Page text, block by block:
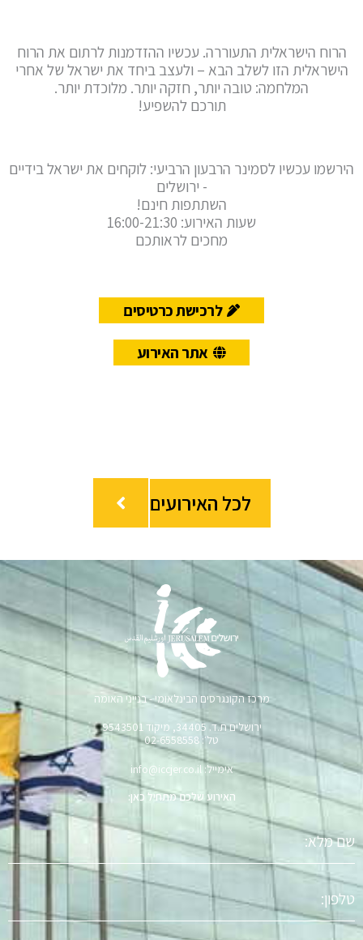
הרוח הישראלית התעוררה. עכשיו ההזדמנות לרתום את הרוח
הישראלית הזו לשלב הבא – ולעצב ביחד את ישראל של אחרי
המלחמה: טובה יותר, חזקה יותר. מלוכדת יותר.
תורכם להשפיע!
הירשמו עכשיו לסמינר הרבעון הרביעי: לוקחים את ישראל בידיים
- ירושלים
השתתפות חינם!
שעות האירוע: 16:00-21:30
מחכים לראותכם
לרכישת כרטיסים
אתר האירוע
לכל האירועים
מרכז הקונגרסים הבינלאומי - בנייני האומה
ירושלים ת.ד. 34405, מיקוד 9543501
טל׳: 02-6558558
אימייל: info@iccjer.co.il
האירוע שלכם מתחיל כאן:
מלא
טלפון